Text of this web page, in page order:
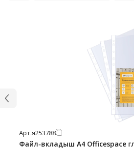
Арт.я253788
Файл-вкладыш А4 Officespace